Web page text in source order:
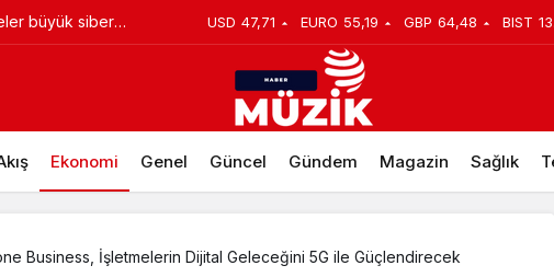
AI ailesi Sung, USD 47,71 EURO 55,19 GBP 64,48 BIST
Ekonomi Genel Güncel Gündem Magazin Sağlık
Business, İşletmelerin Dijital Geleceğini 5G ile Güçlendirecek
içi teslimata ‘Martı Kurye’ geliyor